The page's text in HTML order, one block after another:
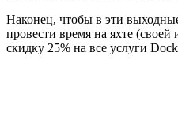
Наконец, чтобы в эти
провести время на яхте
скидку 25% на все услуги